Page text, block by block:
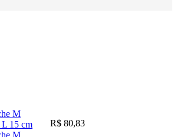
R$80,83